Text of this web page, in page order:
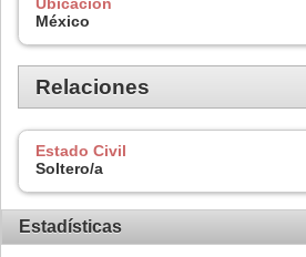
México
Relaciones
Estado Civil
Soltero/a
Estadísticas